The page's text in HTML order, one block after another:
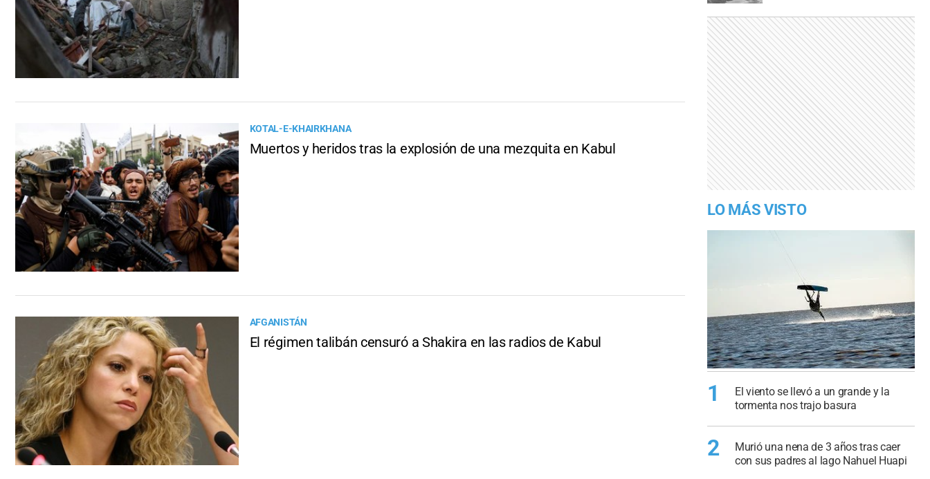
KOTAL-E-KHAIRKHANA
Muertos y heridos tras la explosión de una mezquita en Kabul
AFGANISTÁN
El régimen talibán censuró a Shakira en las radios de Kabul
LO MÁS VISTO
1
El viento se llevó a un grande y la
tormenta nos trajo basura
2
Murió una nena de 3 años tras caer
con sus padres al lago Nahuel Huapi